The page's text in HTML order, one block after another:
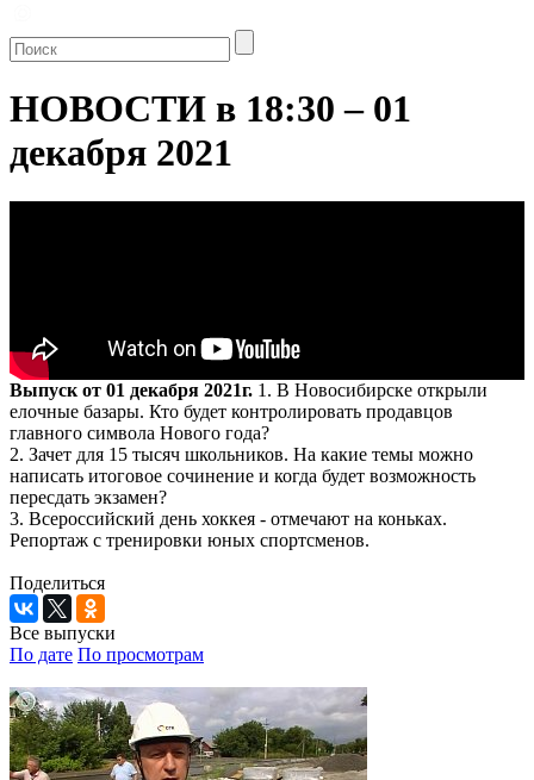
НОВОСТИ в 18:30 – 01
декабря 2021
Выпуск от 01 декабря 2021г. 1. В Новосибирске открыли
елочные базары. Кто будет контролировать продавцов
главного символа Нового года?
2. Зачет для 15 тысяч школьников. На какие темы можно
написать итоговое сочинение и когда будет возможность
пересдать экзамен?
3. Всероссийский день хоккея - отмечают на коньках.
Репортаж с тренировки юных спортсменов.
Поделиться
Все выпуски
По дате По просмотрам